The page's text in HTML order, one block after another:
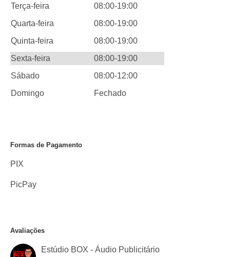
Terça-feira
08:00-19:00
Quarta-feira
08:00-19:00
Quinta-feira
08:00-19:00
Sexta-feira
08:00-19:00
Sábado
08:00-12:00
Domingo
Fechado
Formas de Pagamento
PIX
PicPay
Avaliações
Estúdio BOX - Áudio Publicitário